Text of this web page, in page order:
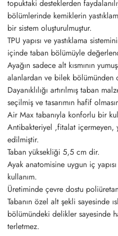
topuktaki desteklerden
bölümlerinde kemiklerin
bir sistem oluşturulmuştur.
TPU yapısı ve yastıklama
içinde taban bölümüyle
Ayağın sadece alt kısmının
alanlardan ve bilek bölümünden
Dayanıklılığı artırılmış taban
seçilmiş ve tasarımın hafif
Air Max tabanıyla konforlu bir
Antibakteriyel ,fitalat içermeyen,
edilmiştir.
Taban yüksekliği 5,5 cm dir.
Ayak anatomisine uygun iç
kullanım.
Üretiminde çevre dostu
Tabanın özel alt şekli sayesinde
bölümündeki delikler sayesinde
terletmez.